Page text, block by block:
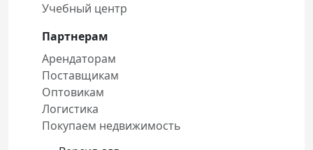
Учебный центр
Партнерам
Арендаторам
Поставщикам
Оптовикам
Логистика
Покупаем недвижимость